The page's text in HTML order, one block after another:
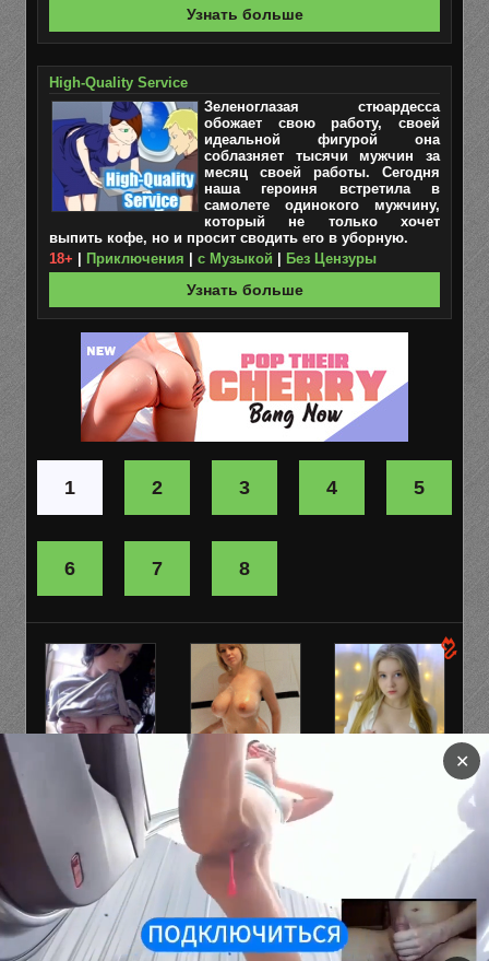
Узнать больше
High-Quality Service
Зеленоглазая стюардесса
обожает свою работу, своей
идеальной фигурой она
соблазняет тысячи мужчин за
месяц своей работы. Сегодня
наша героиня встретила в
самолете одинокого мужчину,
который не только хочет
выпить кофе, но и просит сводить его в уборную.
18+
Приключения с Музыкой Без Цензуры
Узнать больше
1 2 3 4 5
6 7 8
Взрослая
версия TIK-
TOK!
✅Без цензуры✅
Юля, 38 лет.
(1км от вас)
Мой вотсапп в
профиле. Хочу
куни, пишите!
Все игры размещенные на сайте только для
совершеннолетних, поэтому если Вам нет 18 лет, покиньте
сайт.
Политика 2257 |Порно игры андроид
✕